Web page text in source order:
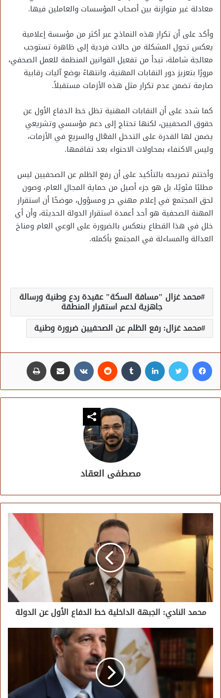
معادلة غير متوازنة بين أصحاب المؤسسات والعاملين فيها.
وأكد على أن تكرار هذه النماذج عبر أكثر من مؤسسة إعلامية
يعكس تحول المشكلة من حالات فردية إلى ظاهرة تستوجب
معالجة شاملة، تبدأ من تفعيل القوانين المنظمة للعمل الصحفي،
مرورًا بتعزيز دور النقابات المهنية، وانتهاءً بوضع آليات رقابية
صارمة تضمن عدم تكرار مثل هذه الأزمات مستقبلاً.
كما شدد على أن النقابات المهنية تظل خط الدفاع الأول عن
حقوق الصحفيين، لكنها تحتاج إلى دعم مؤسسي وتشريعي
يضمن لها القدرة على التدخل الفعّال والسريع في الأزمات،
وليس الاكتفاء بمحاولات الاحتواء بعد تفاقمها.
وأختتم تصريحه بالتأكيد على أن رفع الظلم عن الصحفيين ليس
مطلبًا فئويًا، بل هو جزء أصيل من حماية المجال العام، وصون
لحق المجتمع في إعلام مهني حر ومسؤول، موضحًا أن استقرار
المهنة الصحفية هو أحد أعمدة استقرار الدولة الحديثة، وأن أي
خلل في هذا القطاع ينعكس بالضرورة على الوعي العام ومناخ
العدالة والمساءلة في المجتمع بأكمله.
محمد غزال "مسافة السكة" عقيدة ردع وطنية ورسالة
جاهزية لدعم استقرار المنطقة
محمد غزال: رفع الظلم عن الصحفيين ضرورة وطنية
فيسبوك تويتر لينكدإن مشاركة عبر البريد
مصطفى العقاد
محمد النادي: الجبهة الداخلية خط الدفاع الأول عن الدولة